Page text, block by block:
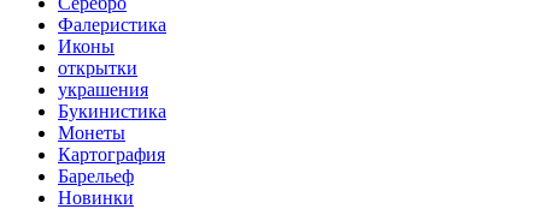
Фалеристика
Иконы
открытки
украшения
Букинистика
Монеты
Картография
Барельеф
Новинки